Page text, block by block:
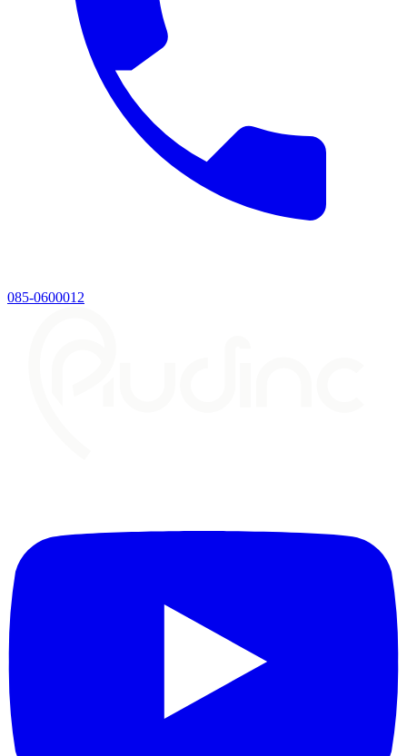
085-0600012